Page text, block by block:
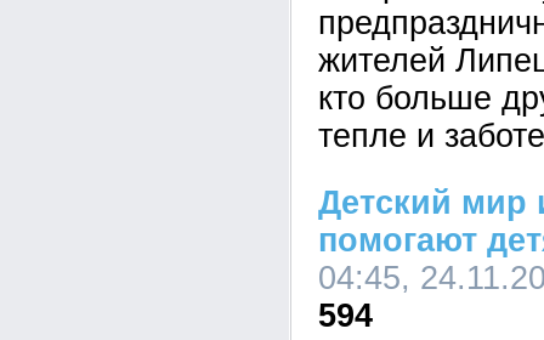
жителей
кто больше
тепле и
Детский мир
помогают
04:45,
594